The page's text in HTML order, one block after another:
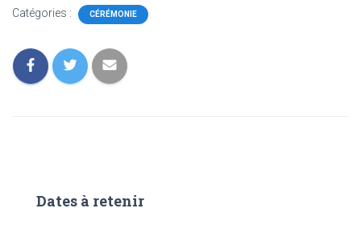
Catégories : CÉRÉMONIE
Dates à retenir